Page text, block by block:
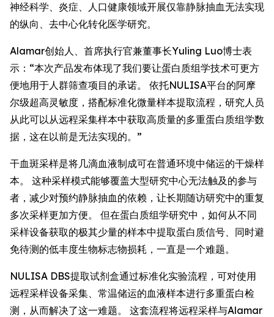
神经科学、炎症、人口健康领域开展仅靠静脉抽血无法实现
的纵向、去中心化转化医学研究。
Alamar创始人、首席执行官兼董事长Yuling Luo博士表
示：“本次产品发布体现了我们要让蛋白质组学技术可更方
便地用于人群筛查项目的承诺。 依托NULISA平台的阿摩
尔级超高灵敏度，搭配标准化微量样本提取流程，研究人员
从此可以从远程采集样本中获取高质量的多重蛋白质组学数
据，这在以前是无法实现的。”
干血斑采样是将几滴血液制成可在普通环境中储运的干燥样
本。 这种采样模式能够覆盖大型研究中心无法触及的参与
者，减少对预约静脉抽血的依赖，让长期随访研究中的重复
多次采样更加方便。 但在蛋白质组学研究中，如何从不同
采样设备获取的极其少量的样本中提取蛋白质信号、同时避
免待测的低丰度生物标志物损耗，一直是一个难题。
NULISA DBS提取试剂盒通过标准化实验流程，可对使用
远程采样设备采集、常温储运的血液样本进行多重蛋白检
测，从而解决了这一难题。 这套流程将远程采样与Alamar